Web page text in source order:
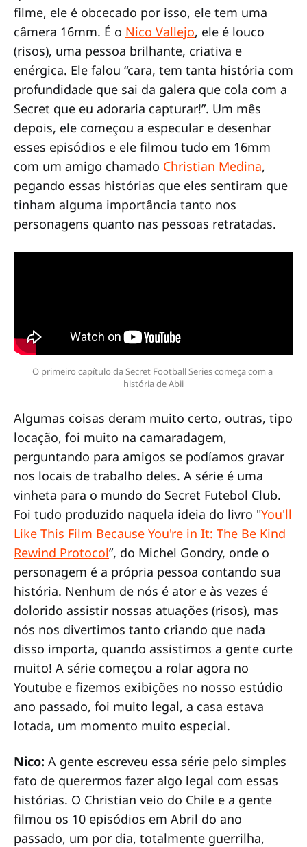
filme, ele é obcecado por isso, ele tem uma
câmera 16mm. É o Nico Vallejo, ele é louco
(risos), uma pessoa brilhante, criativa e
enérgica. Ele falou “cara, tem tanta história com
profundidade que sai da galera que cola com a
Secret que eu adoraria capturar!”. Um mês
depois, ele começou a especular e desenhar
esses episódios e ele filmou tudo em 16mm
com um amigo chamado Christian Medina,
pegando essas histórias que eles sentiram que
tinham alguma importância tanto nos
personagens quanto nas pessoas retratadas.
O primeiro capítulo da Secret Football Series começa com a
história de Abii
Algumas coisas deram muito certo, outras, tipo
locação, foi muito na camaradagem,
perguntando para amigos se podíamos gravar
nos locais de trabalho deles. A série é uma
vinheta para o mundo do Secret Futebol Club.
Foi tudo produzido naquela ideia do livro "You'll
Like This Film Because You're in It: The Be Kind
Rewind Protocol”, do Michel Gondry, onde o
personagem é a própria pessoa contando sua
história. Nenhum de nós é ator e às vezes é
dolorido assistir nossas atuações (risos), mas
nós nos divertimos tanto criando que nada
disso importa, quando assistimos a gente curte
muito! A série começou a rolar agora no
Youtube e fizemos exibições no nosso estúdio
ano passado, foi muito legal, a casa estava
lotada, um momento muito especial.
Nico: A gente escreveu essa série pelo simples
fato de querermos fazer algo legal com essas
histórias. O Christian veio do Chile e a gente
filmou os 10 episódios em Abril do ano
passado, um por dia, totalmente guerrilha,